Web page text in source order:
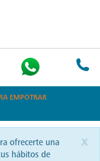
EMPOTRAR
x
ofrecerte una
hábitos de